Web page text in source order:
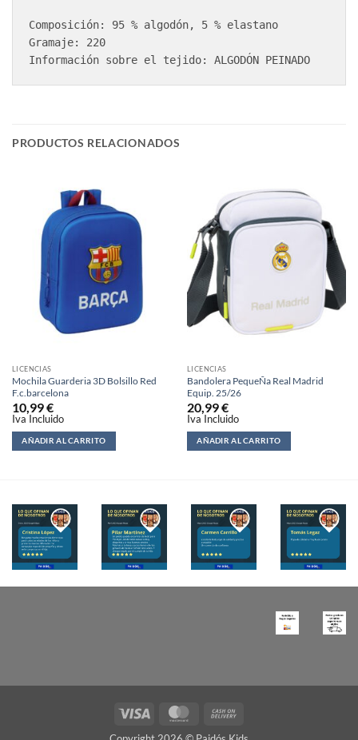
Composición: 95 % algodón, 5 % elastano
Gramaje: 220
Información sobre el tejido: ALGODÓN PEINADO
PRODUCTOS RELACIONADOS
LICENCIAS
Mochila Guarderia 3D Bolsillo Red
F.c.barcelona
10,99€
Iva Incluido
AÑADIR AL CARRITO
LICENCIAS
Bandolera PequeÑa Real Madrid
Equip. 25/26
20,99€
Iva Incluido
AÑADIR AL CARRITO